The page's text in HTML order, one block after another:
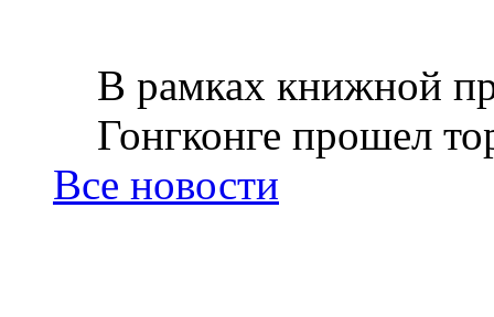
В рамках книжной
Гонгконге прошел
Все новости